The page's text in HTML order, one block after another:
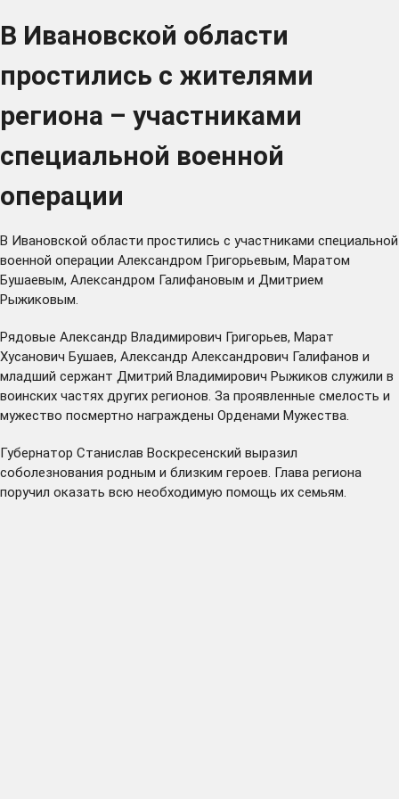
В Ивановской области
простились с жителями
региона – участниками
специальной военной
операции
В Ивановской области простились с участниками специальной
военной операции Александром Григорьевым, Маратом
Бушаевым, Александром Галифановым и Дмитрием
Рыжиковым.
Рядовые Александр Владимирович Григорьев, Марат
Хусанович Бушаев, Александр Александрович Галифанов и
младший сержант Дмитрий Владимирович Рыжиков служили в
воинских частях других регионов. За проявленные смелость и
мужество посмертно награждены Орденами Мужества.
Губернатор Станислав Воскресенский выразил
соболезнования родным и близким героев. Глава региона
поручил оказать всю необходимую помощь их семьям.